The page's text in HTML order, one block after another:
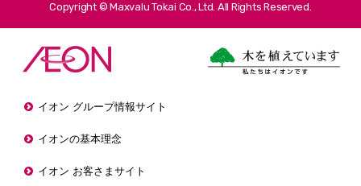
Copyright © Maxvalu Tokai Co., Ltd. All Rights Reserved.
イオン グループ情報サイト
イオンの基本理念
イオン お客さまサイト